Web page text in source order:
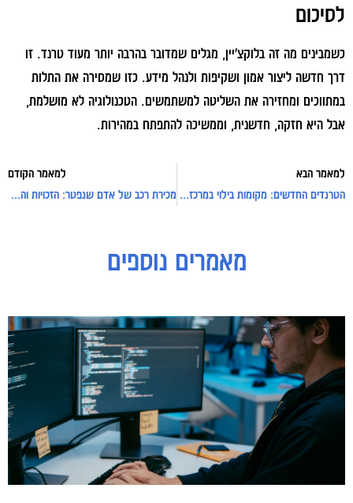
לסיכום
כשמבינים מה זה בלוקצ'יין, מגלים שמדובר בהרבה יותר מעוד טרנד. זו
דרך חדשה ליצור אמון ושקיפות ולנהל מידע. כזו שמסירה את התלות
במתווכים ומחזירה את השליטה למשתמשים. הטכנולוגיה לא מושלמת,
אבל היא חזקה, חדשנית, וממשיכה להתפתח במהירות.
למאמר הבא
הטרנדים החדשים: מקומות בילוי במרכז בערב שישדרגו את הלילה
למאמר הקודם
מכירת רכב של אדם שנפטר: הזכויות והתהליכים שחשוב להכיר
מאמרים נוספים